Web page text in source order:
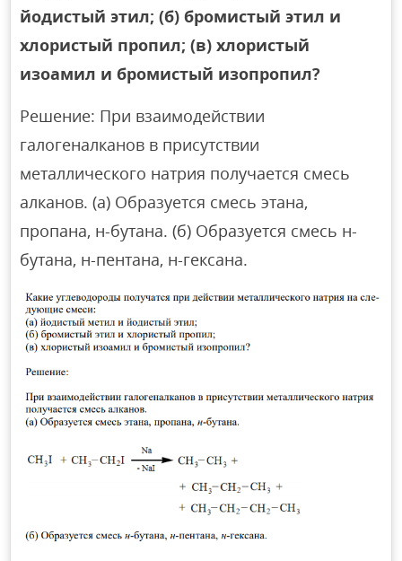
йодистый этил; (б) бромистый этил и
хлористый пропил; (в) хлористый
изоамил и бромистый изопропил?
Решение: При взаимодействии
галогеналканов в присутствии
металлического натрия получается смесь
алканов. (а) Образуется смесь этана,
пропана, н-бутана. (б) Образуется смесь н-
бутана, н-пентана, н-гексана.